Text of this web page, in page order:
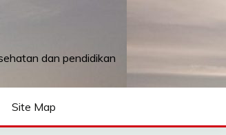
dan pendidikan
Site Map